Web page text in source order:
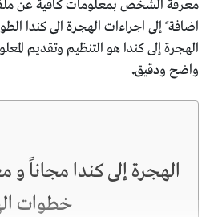
معرفة الشخص بمعلومات كافية عن ملف
اضافة ً إلى اجراءات الهجرة الى كندا
الهجرة إلى كندا هو التنظيم وتقديم
واضح ودقيق.
الهجرة إلى كندا مجاناً
خطوات